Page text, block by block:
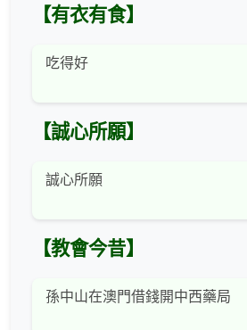
【有衣有食】
吃得好
【誠心所願】
誠心所願
【教會今昔】
孫中山在澳門借錢開中西藥局